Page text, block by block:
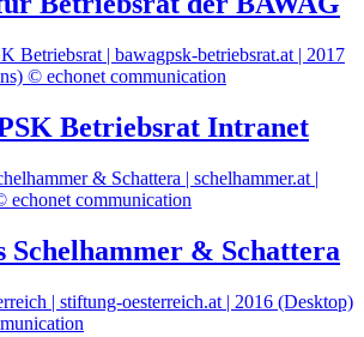
Betriebsrat Intranet
Schelhammer & Schattera